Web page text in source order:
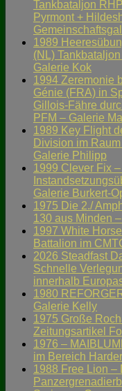
Tankbataljon
Pyrmont +
1989
(NL)
Galerie Kok
1994 Zeremonie
Génie (FRA) in
Gillois-Fähre
PFM – Galerie
1989 Key Flight
Division im
Galerie Philipp
1999 Clever Fix
Galerie Burkert-
1975 Die 2./
130 aus Minden
1997 White
Battalion im
2026 Steadfast
Schnelle
innerhalb
1980
Galerie Kelly
1975 Große
Zeitungsartikel
1976 –
im Bereich
1988 Free Lion –